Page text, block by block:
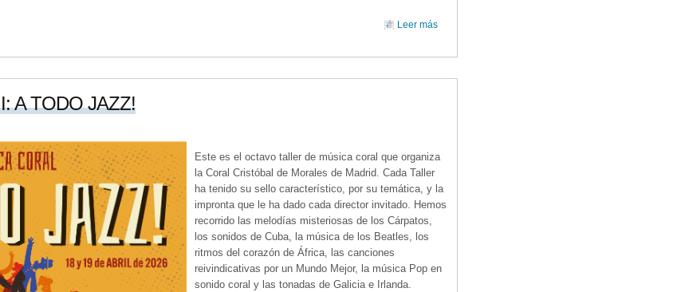
Leer más
A TODO JAZZ!
Este es el octavo taller de música coral que organiza
la Coral Cristóbal de Morales de Madrid. Cada Taller
ha tenido su sello característico, por su temática, y la
impronta que le ha dado cada director invitado. Hemos
recorrido las melodías misteriosas de los Cárpatos,
los sonidos de Cuba, la música de los Beatles, los
ritmos del corazón de África, las canciones
reivindicativas por un Mundo Mejor, la música Pop en
sonido coral y las tonadas de Galicia e Irlanda.